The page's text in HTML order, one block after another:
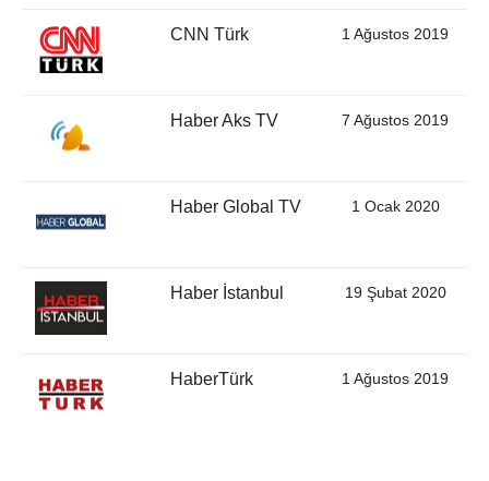
CNN Türk 1 Ağustos 2019
Haber Aks TV 7 Ağustos 2019
Haber Global TV 1 Ocak 2020
Haber İstanbul 19 Şubat 2020
HaberTürk 1 Ağustos 2019